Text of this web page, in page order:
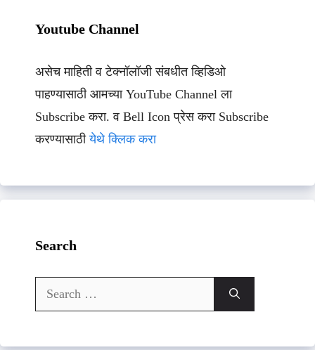
Youtube Channel
असेच माहिती व टेक्नॉलॉजी संबधीत व्हिडिओ
पाहण्यासाठी आमच्या YouTube Channel ला
Subscribe करा. व Bell Icon प्रेस करा Subscribe
करण्यासाठीयेथे क्लिक करा
Search
Search
for: